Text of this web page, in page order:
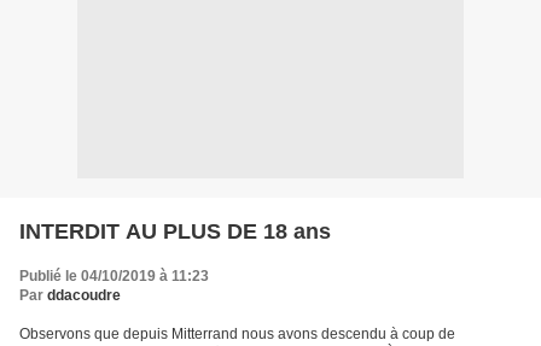
INTERDIT AU PLUS DE 18 ans
Publié le 04/10/2019 à 11:23
Par ddacoudre
Observons que depuis Mitterrand nous avons descendu à coup de